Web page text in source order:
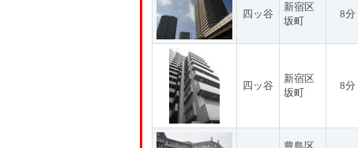
四ッ谷
新宿区
坂町
8分
四ッ谷
新宿区
坂町
8分